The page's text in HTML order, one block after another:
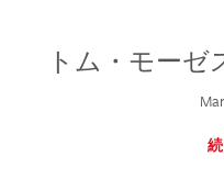
トム・モーゼ